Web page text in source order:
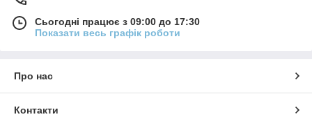
Сьогодні працює з 09:00 до 17:30
Показати весь графік роботи
Про нас
Контакти